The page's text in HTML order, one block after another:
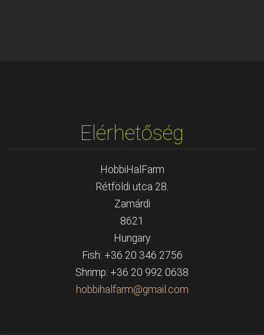
Elérhetőség
HobbiHalFarm
Rétföldi utca 28.
Zamárdi
8621
Hungary
Fish: +36 20 346 2756
Shrimp: +36 20 992 0638
hobbihal farm@gmail.com